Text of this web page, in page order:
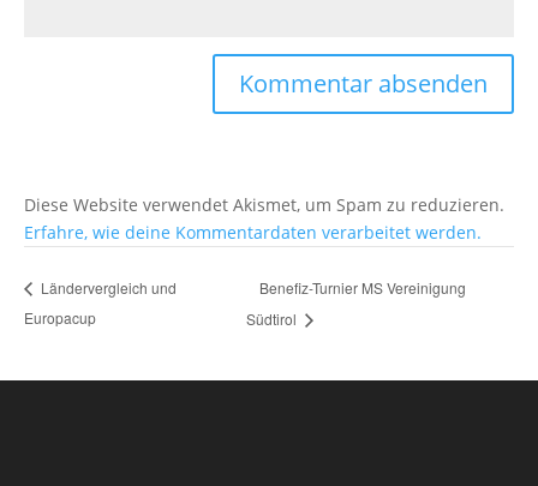
Diese Website verwendet Akismet, um Spam zu reduzieren.
Erfahre, wie deine Kommentardaten verarbeitet werden.
Ländervergleich und
Europacup
Benefiz-Turnier MS Vereinigung
Südtirol